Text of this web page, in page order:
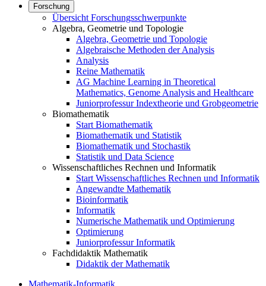
Forschung
Übersicht Forschungsschwerpunkte
Algebra, Geometrie und Topologie
Algebra, Geometrie und Topologie
Algebraische Methoden der Analysis
Analysis
Reine Mathematik
AG Machine Learning in Theoretical
Mathematics, Genome Analysis and Healthcare
Juniorprofessur Indextheorie und Grobgeometrie
Biomathematik
Start Biomathematik
Biomathematik und Statistik
Biomathematik und Stochastik
Statistik und Data Science
Wissenschaftliches Rechnen und Informatik
Start Wissenschaftliches Rechnen und Informatik
Angewandte Mathematik
Bioinformatik
Informatik
Numerische Mathematik und Optimierung
Optimierung
Juniorprofessur Informatik
Fachdidaktik Mathematik
Didaktik der Mathematik
Mathematik-Informatik